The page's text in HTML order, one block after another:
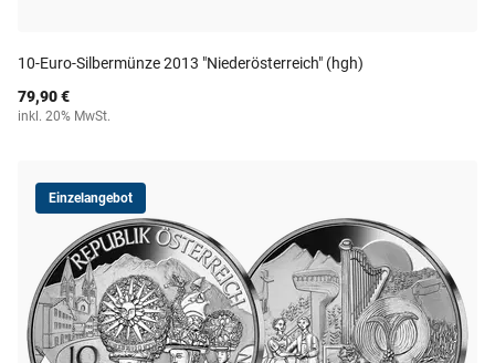
10-Euro-Silbermünze 2013 "Niederösterreich" (hgh)
79,90 €
inkl. 20% MwSt.
Einzelangebot